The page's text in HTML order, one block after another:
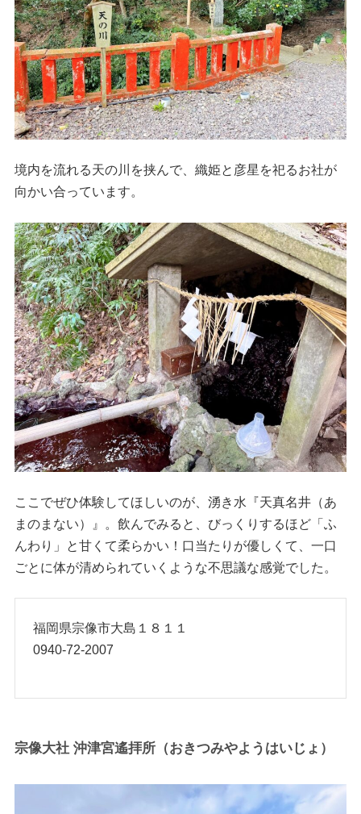
境内を流れる天の川を挟んで、織姫と彦星を祀るお社が
向かい合っています。
ここでぜひ体験してほしいのが、湧き水『天真名井（あ
まのまない）』。飲んでみると、びっくりするほど「ふ
んわり」と甘くて柔らかい！口当たりが優しくて、一口
ごとに体が清められていくような不思議な感覚でした。
福岡県宗像市大島１８１１
0940-72-2007
宗像大社 沖津宮遙拝所（おきつみやようはいじょ）